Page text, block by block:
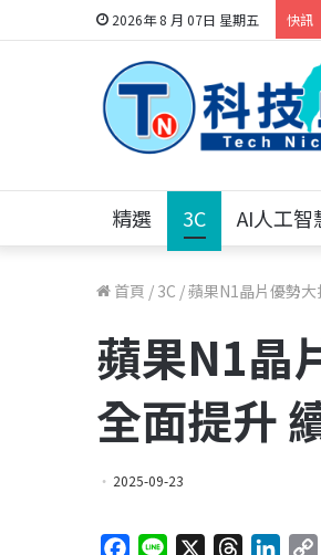
2026年 8 月 07日 星期五 快訊
精選 3C AI人工智
首頁 / 3C /蘋果N1晶片優勢
蘋果N1晶
全面提升
2025-09-23